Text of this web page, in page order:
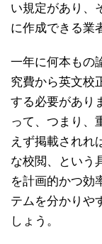
い規定があり、
に作成できる業
一年に何本もの
究費から英文校
する必要があり
って、つまり、
えず掲載されれ
な校閲、という
を計画的かつ効
テムを分かりや
しょう。